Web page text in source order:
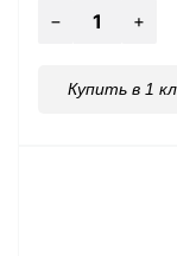
Купить в 1